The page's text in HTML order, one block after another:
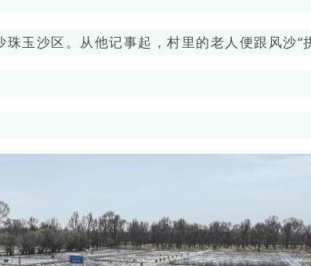
玉沙区。从他记事起，村里的老人便跟风沙“